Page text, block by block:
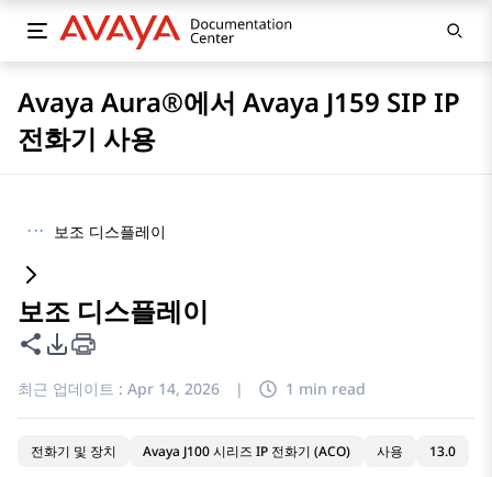
Avaya Aura®에서 Avaya J159 SIP IP
전화기 사용
··· 보조 디스플레이
보조 디스플레이
이 페이지 공유
PDF 내보내기 옵션
최근 업데이트 : Apr 14, 2026 | 1 min read
전화기 및 장치 Avaya J100 시리즈 IP 전화기 (ACO) 사용 13.0